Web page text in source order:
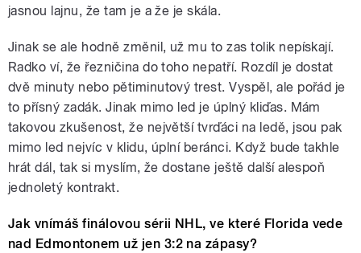
jasnou lajnu, že tam je a že je skála.
Jinak se ale hodně změnil, už mu to zas tolik nepískají.
Radko ví, že řezničina do toho nepatří. Rozdíl je dostat
dvě minuty nebo pětiminutový trest. Vyspěl, ale pořád je
to přísný zadák. Jinak mimo led je úplný kliďas. Mám
takovou zkušenost, že největší tvrďáci na ledě, jsou pak
mimo led nejvíc v klidu, úplní beránci. Když bude takhle
hrát dál, tak si myslím, že dostane ještě další alespoň
jednoletý kontrakt.
Jak vnímáš finálovou sérii NHL, ve které Florida vede
nad Edmontonem už jen 3:2 na zápasy?